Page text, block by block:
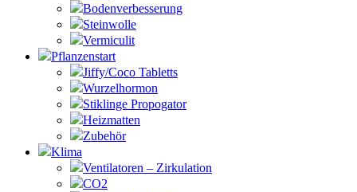
Bodenverbesserung
Steinwolle
Vermiculit
Pflanzenstart
Jiffy/Coco Tabletts
Wurzelhormon
Stiklinge Propogator
Heizmatten
Zubehör
Klima
Ventilatoren – Zirkulation
CO2